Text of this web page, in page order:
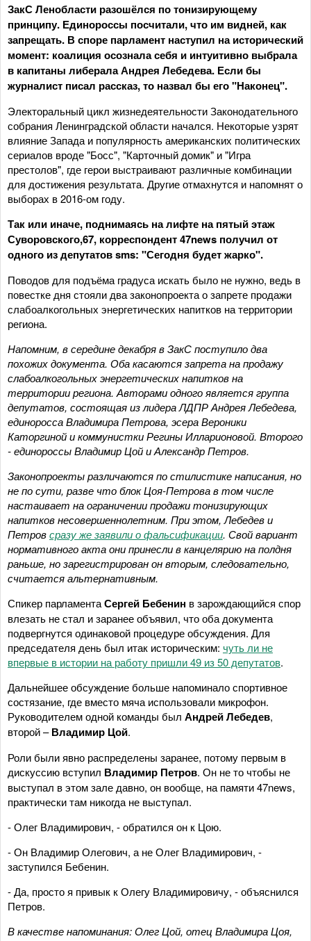
ЗакС Ленобласти разошёлся по тонизирующему
принципу. Единороссы посчитали, что им видней, как
запрещать. В споре парламент наступил на исторический
момент: коалиция осознала себя и интуитивно выбрала
в капитаны либерала Андрея Лебедева. Если бы
журналист писал рассказ, то назвал бы его "Наконец".
Электоральный цикл жизнедеятельности Законодательного
собрания Ленинградской области начался. Некоторые узрят
влияние Запада и популярность американских политических
сериалов вроде "Босс", "Карточный домик" и "Игра
престолов", где герои выстраивают различные комбинации
для достижения результата. Другие отмахнутся и напомнят о
выборах в 2016-ом году.
Так или иначе, поднимаясь на лифте на пятый этаж
Суворовского,67, корреспондент 47news получил от
одного из депутатов sms: "Сегодня будет жарко".
Поводов для подъёма градуса искать было не нужно, ведь в
повестке дня стояли два законопроекта о запрете продажи
слабоалкогольных энергетических напитков на территории
региона.
Напомним, в середине декабря в ЗакС поступило два
похожих документа. Оба касаются запрета на продажу
слабоалкогольных энергетических напитков на
территории региона. Авторами одного является группа
депутатов, состоящая из лидера ЛДПР Андрея Лебедева,
единоросса Владимира Петрова, эсера Вероники
Каторгиной и коммунистки Регины Илларионовой. Второго
- единороссы Владимир Цой и Александр Петров.
Законопроекты различаются по стилистике написания, но
не по сути, разве что блок Цоя-Петрова в том числе
настаивает на ограничении продажи тонизирующих
напитков несовершеннолетним. При этом, Лебедев и
Петровсразу же заявили о фальсификации. Свой вариант
нормативного акта они принесли в канцелярию на полдня
раньше, но зарегистрирован он вторым, следовательно,
считается альтернативным.
Спикер парламентаСергей Бебенин в зарождающийся спор
влезать не стал и заранее объявил, что оба документа
подвергнутся одинаковой процедуре обсуждения. Для
председателя день был итак историческим: чуть ли не
впервые в истории на работу пришли 49 из 50 депутатов.
Дальнейшее обсуждение больше напоминало спортивное
состязание, где вместо мяча использовали микрофон.
Руководителем одной команды был Андрей Лебедев,
второй –Владимир Цой.
Роли были явно распределены заранее, потому первым в
дискуссию вступил Владимир Петров. Он не то чтобы не
выступал в этом зале давно, он вообще, на памяти 47news,
практически там никогда не выступал.
- Олег Владимирович, - обратился он к Цою.
- Он Владимир Олегович, а не Олег Владимирович, -
заступился Бебенин.
- Да, просто я привык к Олегу Владимировичу, - объяснился
Петров.
В качестве напоминания: Олег Цой, отец Владимира Цоя,